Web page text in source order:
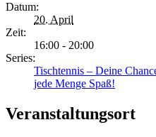
Datum:
20. April
Zeit:
16:00 - 20:00
Series:
Tischtennis – Deine
jede Menge Spaß!
Veranstaltungsort